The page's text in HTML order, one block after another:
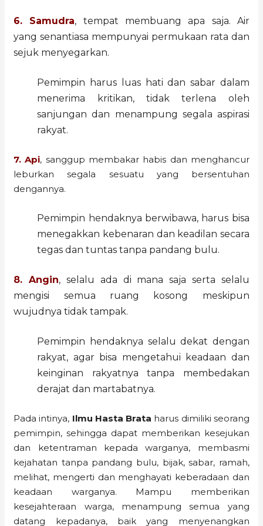
6. Samudra, tempat membuang apa saja. Air
yang senantiasa mempunyai permukaan rata dan
sejuk menyegarkan.
Pemimpin harus luas hati dan sabar dalam
menerima kritikan, tidak terlena oleh
sanjungan dan menampung segala aspirasi
rakyat.
7. Api, sanggup membakar habis dan menghancur
leburkan segala sesuatu yang bersentuhan
dengannya.
Pemimpin hendaknya berwibawa, harus bisa
menegakkan kebenaran dan keadilan secara
tegas dan tuntas tanpa pandang bulu.
8. Angin, selalu ada di mana saja serta selalu
mengisi semua ruang kosong meskipun
wujudnya tidak tampak.
Pemimpin hendaknya selalu dekat dengan
rakyat, agar bisa mengetahui keadaan dan
keinginan rakyatnya tanpa membedakan
derajat dan martabatnya.
Pada intinya, Ilmu Hasta Brata harus dimiliki seorang
pemimpin, sehingga dapat memberikan kesejukan
dan ketentraman kepada warganya, membasmi
kejahatan tanpa pandang bulu, bijak, sabar, ramah,
melihat, mengerti dan menghayati keberadaan dan
keadaan warganya. Mampu memberikan
kesejahteraan warga, menampung semua yang
datang kepadanya, baik yang menyenangkan